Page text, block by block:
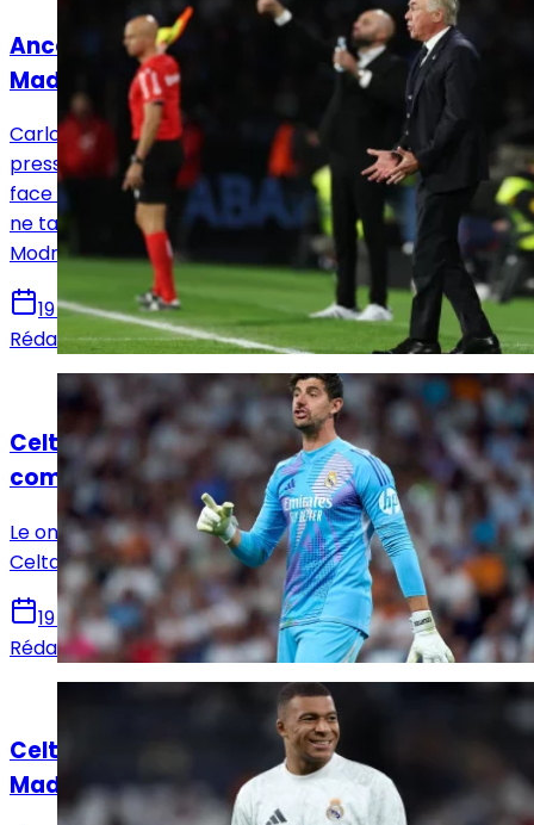
Ancelotti : "C'est une chance pour le Real
Madrid d'avoir Modrić"
Carlo Ancelotti s'est présenté en conférence de
presse après la victoire compliquée 1-2 du Real Madrid
face au Celta de Vigo à Balaídos. Le technicien italien
ne tarit pas d'éloge quant à son génie croate, Luka
Modrić.
19 octobre 2024
Rédaction Le Journal du Real
Actualités
Celta-Real Madrid : Ancelotti dévoile sa
composition officielle !
Le onze de départ du Real Madrid pour affronter le
Celta de Vigo à 21h est sorti.
19 octobre 2024
Rédaction Le Journal du Real
Actualités
Celta - Real Madrid : la compo probable des
Madrilènes